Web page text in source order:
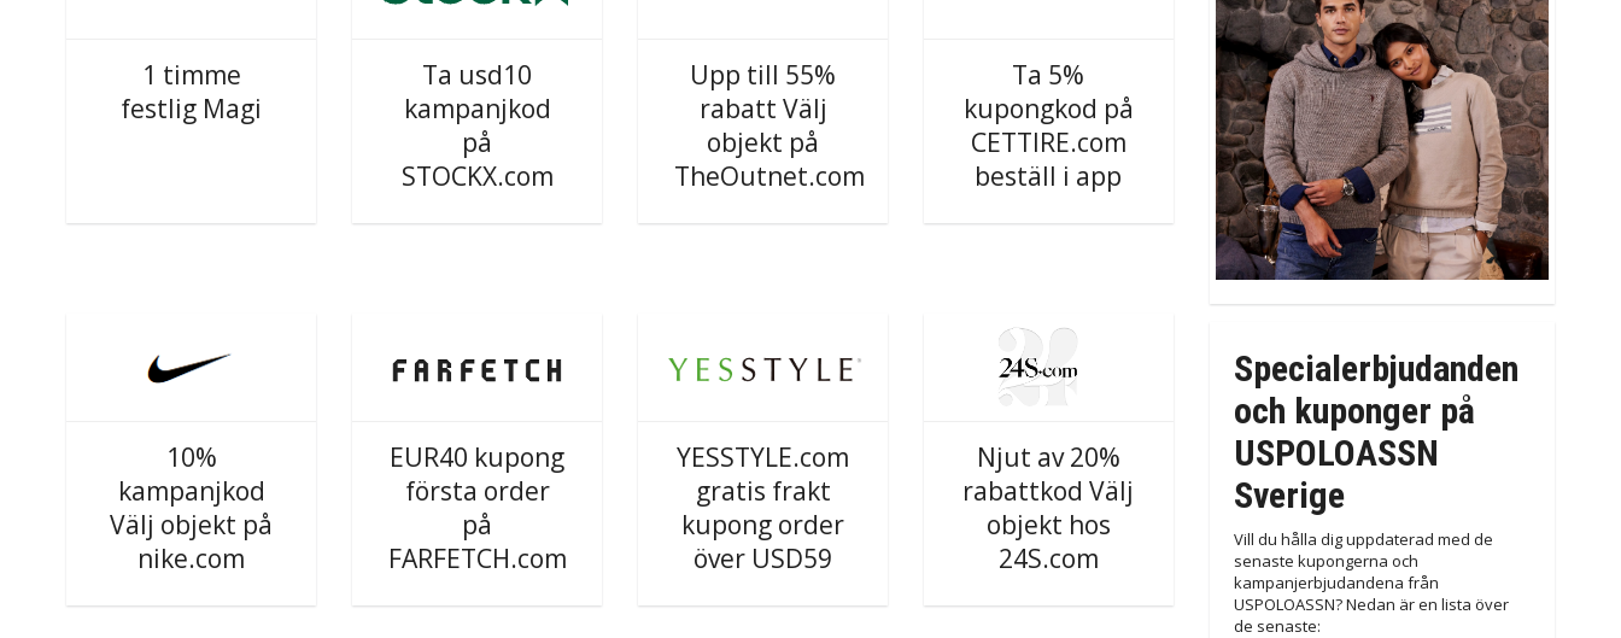
1 timme
festlig Magi
Ta usd10
kampanjkod
på
STOCKX.com
Upp till 55%
rabatt Välj
objekt på
TheOutnet.com
Ta 5%
kupongkod på
CETTIRE.com
beställ i app
10%
kampanjkod
Välj objekt på
nike.com
EUR40 kupong
första order
på
FARFETCH.com
YESSTYLE.com
gratis frakt
kupong order
över USD59
Njut av 20%
rabattkod Välj
objekt hos
24S.com
Specialerbjudanden
och kuponger på
USPOLOASSN
Sverige
Vill du hålla dig uppdaterad med de
senaste kupongerna och
kampanjerbjudandena från
USPOLOASSN? Nedan är en lista över
de senaste: